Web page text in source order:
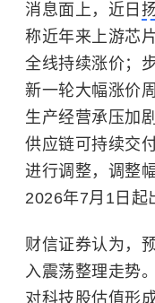
消息面上，近日
称近年来上游芯
全线持续涨价；
新一轮大幅涨价
生产经营承压加
供应链可持续交
进行调整，调整
2026年7月1日起
财信证券认为，
入震荡整理走势
对科技股估值形